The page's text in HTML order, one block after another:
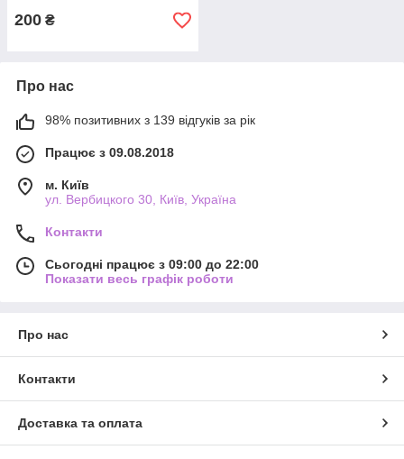
200 ₴
Про нас
98% позитивних з 139 відгуків за рік
Працює з 09.08.2018
м. Київ
ул. Вербицкого 30, Київ, Україна
Контакти
Сьогодні працює з 09:00 до 22:00
Показати весь графік роботи
Про нас
Контакти
Доставка та оплата